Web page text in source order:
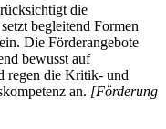
die
begleitend Formen
Die Förderangebote
bewusst auf
regen die Kritik- und
an. [Förderung